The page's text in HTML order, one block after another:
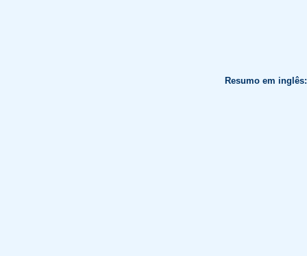
Resumo em inglês: